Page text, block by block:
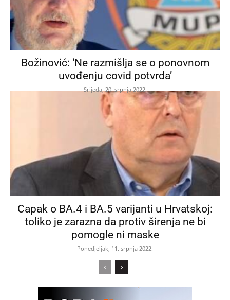
Božinović: ‘Ne razmišlja se o ponovnom
uvođenju covid potvrda’
Srijeda, 20. srpnja 2022.
Capak o BA.4 i BA.5 varijanti u Hrvatskoj:
toliko je zarazna da protiv širenja ne bi
pomogle ni maske
Ponedjeljak, 11. srpnja 2022.